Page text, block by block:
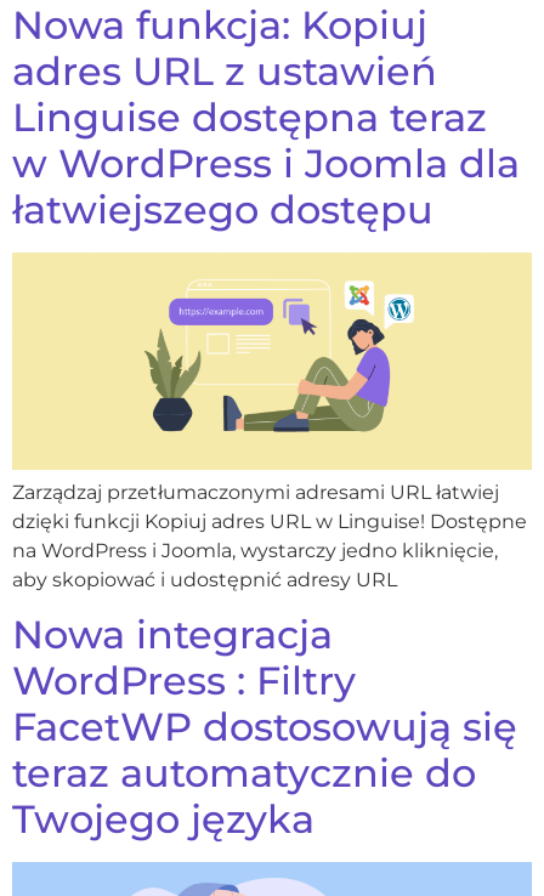
Nowa funkcja: Kopiuj
adres URL z ustawień
Linguise dostępna teraz
w WordPress i Joomla dla
łatwiejszego dostępu
Zarządzaj przetłumaczonymi adresami URL łatwiej
dzięki funkcji Kopiuj adres URL w Linguise! Dostępne
na WordPress i Joomla, wystarczy jedno kliknięcie,
aby skopiować i udostępnić adresy URL
Nowa integracja
WordPress : Filtry
FacetWP dostosowują się
teraz automatycznie do
Twojego języka